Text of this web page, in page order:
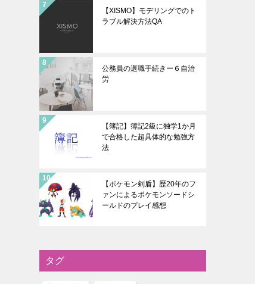
【XISMO】モデリングでのト
ラブル解決方法QA
公務員の退職手続きー６自治
労
【簿記】簿記2級に独学1か月
で合格した超具体的な勉強方
法
【ポケモン剣盾】歴20年のフ
ァンによるポケモンソードシ
ールドのプレイ感想
タグ